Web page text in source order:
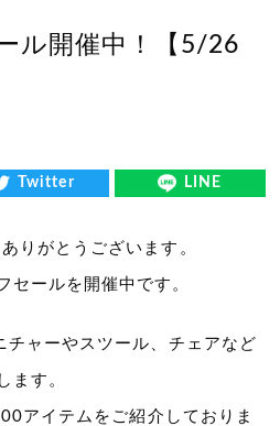
ル開催中！【5/26
Twitter LINE
りがとうございます。
セールを開催中です。
チャーやスツール、チェアなど
ます。
アイテムをご紹介しておりま